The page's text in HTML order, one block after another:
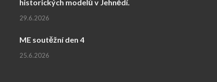
historických modelů v Jehnědí.
29.6.2026
ME soutěžní den 4
25.6.2026